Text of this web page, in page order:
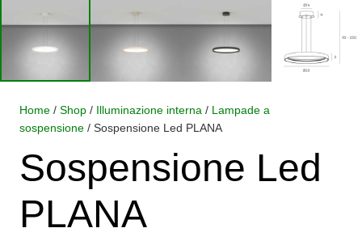
Home / Shop / Illuminazione interna / Lampade a
sospensione / Sospensione Led PLANA
Sospensione Led
PLANA